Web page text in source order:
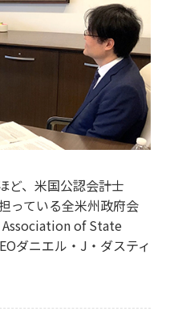
ど、米国公認会計士
っている全米州政府会
of State
ダニエル・J・ダスティ